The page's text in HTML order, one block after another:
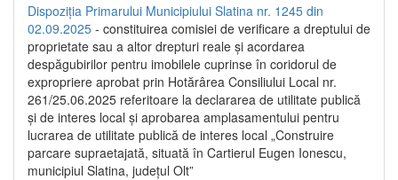
Dispoziția Primarului Municipiului Slatina nr. 1245 din
02.09.2025 - constituirea comisiei de verificare a dreptului de
proprietate sau a altor drepturi reale și acordarea
despăgubirilor pentru imobilele cuprinse în coridorul de
expropriere aprobat prin Hotărârea Consiliului Local nr.
261/25.06.2025 referitoare la declararea de utilitate publică
și de interes local și aprobarea amplasamentului pentru
lucrarea de utilitate publică de interes local „Construire
parcare supraetajată, situată în Cartierul Eugen Ionescu,
municipiul Slatina, județul Olt”